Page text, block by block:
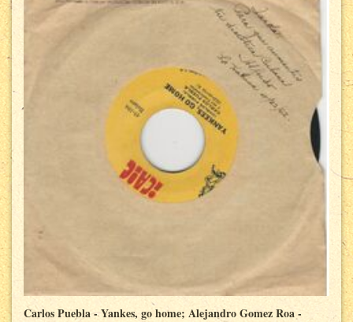
Carlos Puebla - Yankes, go home; Alejandro Gomez Roa -